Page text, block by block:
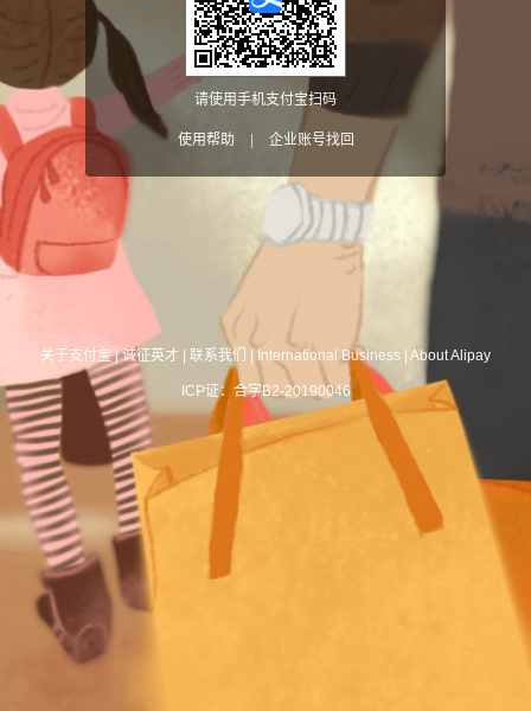
请使用手机支付宝扫码
使用帮助 企业账号找回
关于支付宝|诚征英才 联系我们 International Business About Alipay
ICP证：合字B2-20190046